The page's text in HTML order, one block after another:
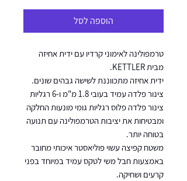
הוספה לסל
טרמפולינה לאימוני קרדיו עם ידית אחיזה
מבית KETTLER.
ידית אחיזה מתכווננת לשישה גבהים שונים.
צינור פלדה עמיד בעובי 1.8 מ"מ ו-6 רגליות
צינור פלדה פלוס רגליות גומי מונעות החלקה
ומבטיחות את יציבות הטרמפולינה עם תנועה
בטוחה יותר.
משטח קפיצה עשוי פוליאסטר איכותי מחובר
באמצעות חבל משי לטקס עמיד במיוחד בפני
קרעים ושחיקה.